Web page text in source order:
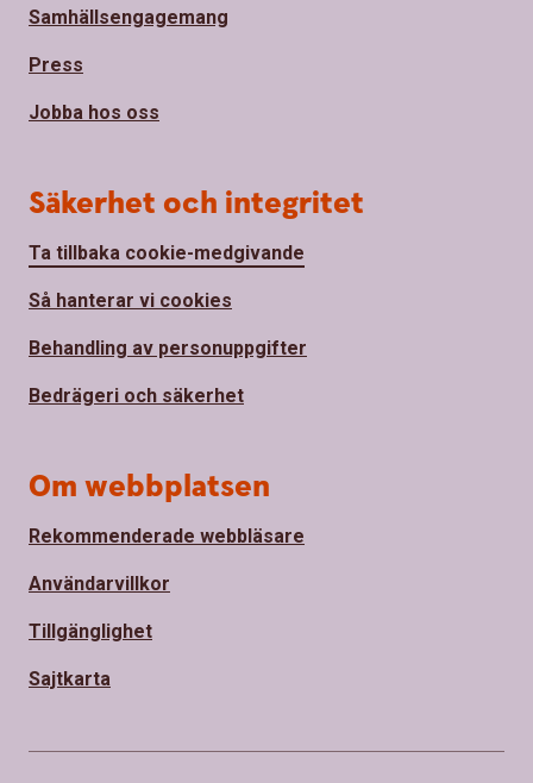
Samhällsengagemang
Press
Jobba hos oss
Säkerhet och integritet
Ta tillbaka cookie-medgivande
Så hanterar vi cookies
Behandling av personuppgifter
Bedrägeri och säkerhet
Om webbplatsen
Rekommenderade webbläsare
Användarvillkor
Tillgänglighet
Sajtkarta